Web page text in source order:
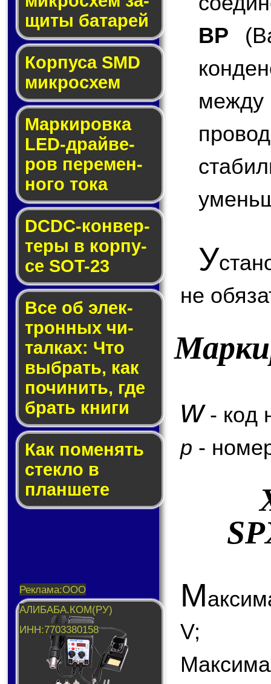
щи­ты ба­та­рей
Корпуса SMD
мик­ро­схем
Маркировка
LED-драй­ве­
ров пе­ре­мен­
но­го то­ка
DCDC-кон­вер­
те­ры в кор­пу­
се SOT-23
Все об элек­
трон­ных чи­
тал­ках: Что
выб­рать, как
по­чи­нить, где
брать кни­ги
Как по­ме­нять
стек­ло в
планшете
BP
У
не
w- код
p -
М
V;